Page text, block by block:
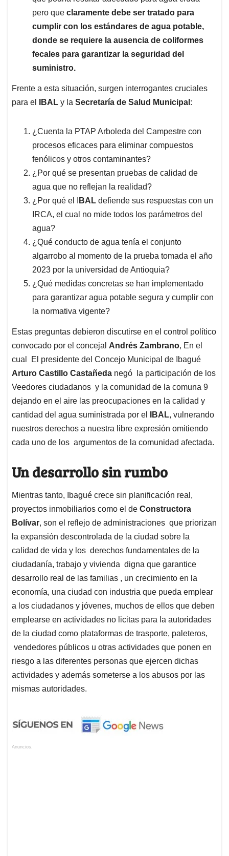
pero que claramente debe ser tratado para
cumplir con los estándares de agua potable,
donde se requiere la ausencia de coliformes
fecales para garantizar la seguridad del
suministro.
Frente a esta situación, surgen interrogantes cruciales
para el
IBAL y la Secretaría de Salud Municipal :
¿Cuenta la PTAP Arboleda del Campestre con
procesos eficaces para eliminar compuestos
fenólicos y otros contaminantes?
¿Por qué se presentan pruebas de calidad de
agua que no reflejan la realidad?
¿Por qué el I
BAL defiende sus respuestas con un
IRCA, el cual no mide todos los parámetros del
agua?
¿Qué conducto de agua tenía el conjunto
algarrobo al momento de la prueba tomada el año
2023 por la universidad de Antioquia?
¿Qué medidas concretas se han implementado
para garantizar agua potable segura y cumplir con
la normativa vigente?
Estas preguntas debieron discutirse en el control político
convocado por el concejal Andrés Zambrano, En el
cual El presidente del Concejo Municipal de Ibagué
Arturo Castillo Castañeda negó la participación de los
Veedores ciudadanos y la comunidad de la comuna 9
dejando en el aire las preocupaciones en la calidad y
cantidad del agua suministrada por el
IBAL, vulnerando
nuestros derechos a nuestra libre expresión omitiendo
cada uno de los argumentos de la comunidad afectada.
Un desarrollo sin rumbo
Mientras tanto, Ibagué crece sin planificación real,
proyectos inmobiliarios como el de Constructora
Bolívar, son el reflejo de administraciones que priorizan
la expansión descontrolada de la ciudad sobre la
calidad de vida y los derechos fundamentales de la
ciudadanía, trabajo y vivienda digna que garantice
desarrollo real de las familias , un crecimiento en la
economía, una ciudad con industria que pueda emplear
a los ciudadanos y jóvenes, muchos de ellos que deben
emplearse en actividades no licitas para la autoridades
de la ciudad como plataformas de trasporte, paleteros,
vendedores públicos u otras actividades que ponen en
riesgo a las diferentes personas que ejercen dichas
actividades y además someterse a los abusos por las
mismas autoridades.
Anuncios.